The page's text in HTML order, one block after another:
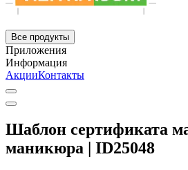
Все продукты
Приложения
Информация
АкцииКонтакты
Шаблон сертификата
маникюра | ID25048